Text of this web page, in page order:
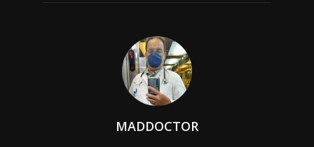
MADDOCTOR